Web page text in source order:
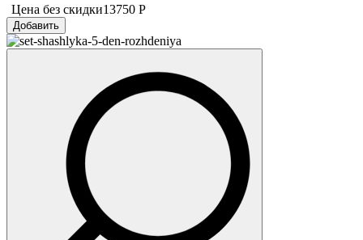
Цена без скидки13750 Р
Добавить